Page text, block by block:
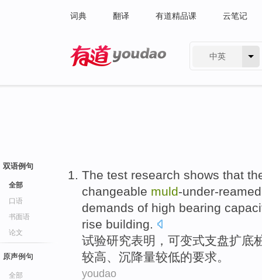
词典 翻译 有道精品课 云笔记
中英
双语例句
全部
口语
书面语
论文
原声例句
全部
The test research shows that
changeable muld-under-
demands of high bearing
rise building.
试验研究表明 ， 可变式支盘扩底
较高、 沉降量较低的要求。
youdao